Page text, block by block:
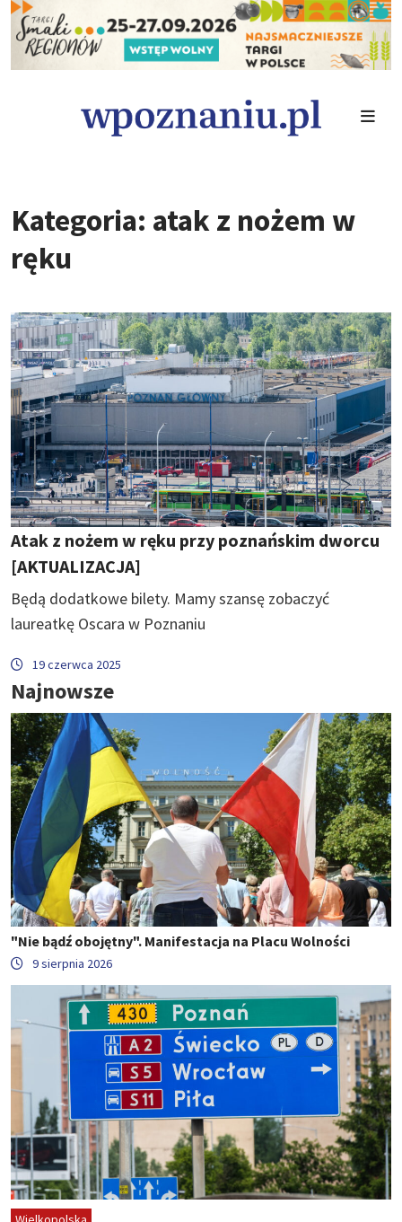
Kategoria: atak z nożem w
ręku
Atak z nożem w ręku przy poznańskim dworcu
[AKTUALIZACJA]
Będą dodatkowe bilety. Mamy szansę zobaczyć
laureatkę Oscara w Poznaniu
19 czerwca 2025
Najnowsze
"Nie bądź obojętny". Manifestacja na Placu Wolności
9 sierpnia 2026